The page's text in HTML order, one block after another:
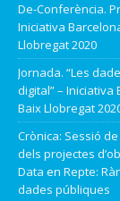
De-Conferència.
Iniciativa
Llobregat 2020
Jornada. “Les
digital” – Iniciativa
Baix Llobregat
Crònica: Sessió
dels projectes
Data en Repte:
dades públiques